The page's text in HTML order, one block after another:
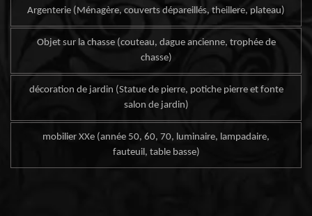
Argenterie (Ménagère, couverts dépareillés, theillere, plateau)
Objet sur la chasse (couteau, dague ancienne, trophée de
chasse)
décoration de jardin (Statue de pierre, potiche pierre et fonte
salon de jardin)
mobilier XXe (année 50, 60, 70, luminaire, lampadaire,
fauteuil, table basse)